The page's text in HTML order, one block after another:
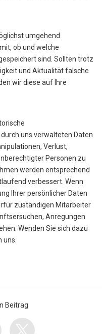
umgehend
ob und welche
sind. Sollten trotz
und Aktualität falsche
wir diese auf Ihre
uns verwalteten Daten
Verlust,
Personen zu
werden entsprechend
verbessert. Wenn
Ihrer persönlicher Daten
zuständigen Mitarbeiter
Anregungen
Wenden Sie sich dazu
Beitrag